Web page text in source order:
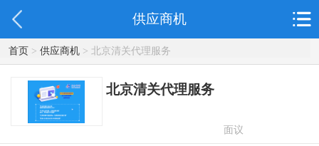
供应商机
首页> 供应商机> 北京清关代理服务
北京清关代理服务
面议